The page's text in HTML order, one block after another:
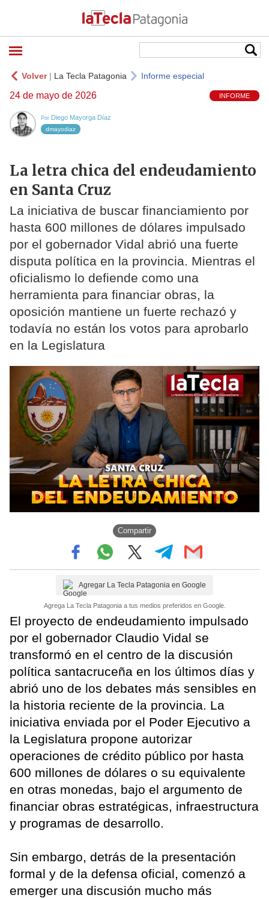
Volver| La Tecla Patagonia Informe especial
24 de mayo de 2026 INFORME
Por Diego Mayorga Díaz
dmayodiaz
La letra chica del endeudamiento
en Santa Cruz
La iniciativa de buscar financiamiento por
hasta 600 millones de dólares impulsado
por el gobernador Vidal abrió una fuerte
disputa política en la provincia. Mientras el
oficialismo lo defiende como una
herramienta para financiar obras, la
oposición mantiene un fuerte rechazó y
todavía no están los votos para aprobarlo
en la Legislatura
Compartir
Agregar La Tecla Patagonia en Google
Agrega La Tecla Patagonia a tus medios preferidos en Google.
El proyecto de endeudamiento impulsado
por el gobernador Claudio Vidal se
transformó en el centro de la discusión
política santacruceña en los últimos días y
abrió uno de los debates más sensibles en
la historia reciente de la provincia. La
iniciativa enviada por el Poder Ejecutivo a
la Legislatura propone autorizar
operaciones de crédito público por hasta
600 millones de dólares o su equivalente
en otras monedas, bajo el argumento de
financiar obras estratégicas, infraestructura
y programas de desarrollo.
Sin embargo, detrás de la presentación
formal y de la defensa oficial, comenzó a
emerger una discusión mucho más